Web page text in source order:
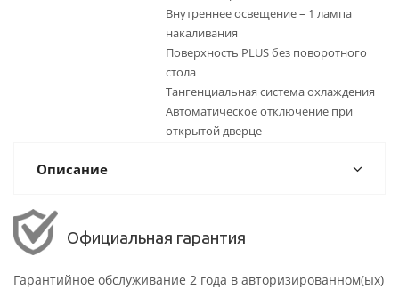
Внутреннее освещение – 1 лампа
накаливания
Поверхность PLUS без поворотного
стола
Тангенциальная система охлаждения
Автоматическое отключение при
открытой дверце
Описание
Официальная гарантия
Гарантийное обслуживание 2 года в авторизированном(ых)